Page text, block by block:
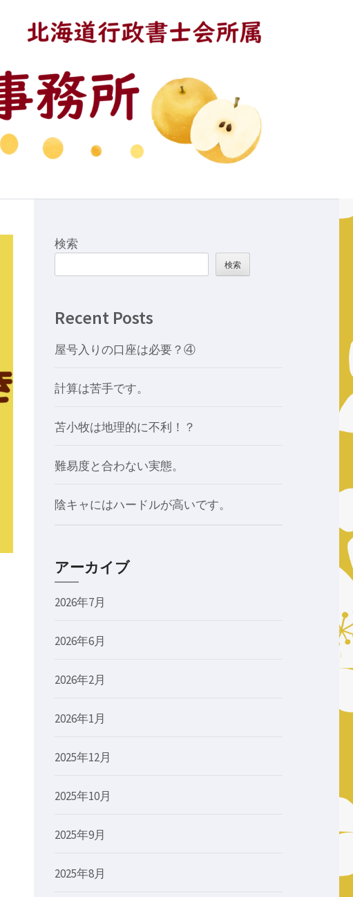
検索
検索
Recent Posts
屋号入りの口座は必要？④
計算は苦手です。
苫小牧は地理的に不利！？
難易度と合わない実態。
陰キャにはハードルが高いです。
アーカイブ
2026年7月
2026年6月
2026年2月
2026年1月
2025年12月
2025年10月
2025年9月
2025年8月